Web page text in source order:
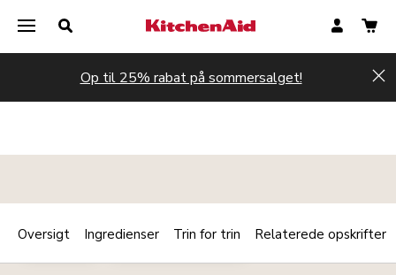
Op til 25% rabat på sommersalget!
DESSERTER MORGENMAD/BRUNCH Print
Oversigt Ingredienser Trin for trin Relaterede opskrifter